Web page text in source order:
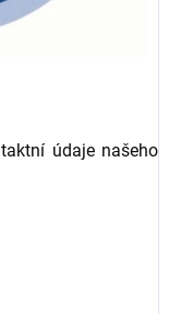
údaje našeho